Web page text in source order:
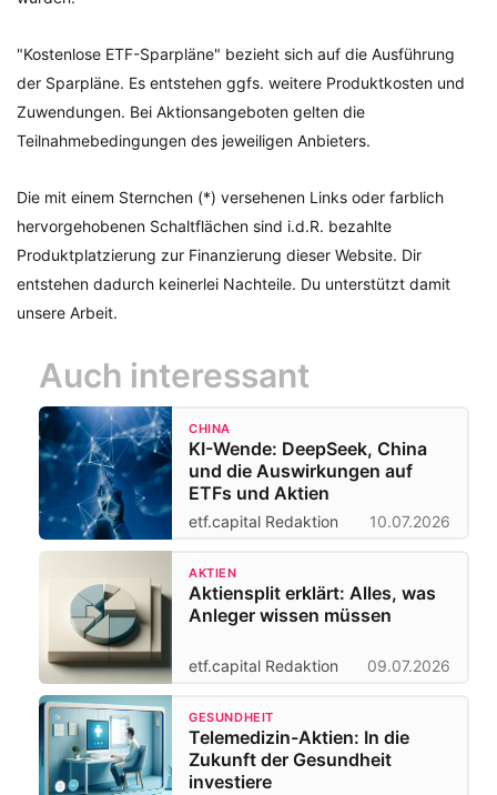
"Kostenlose ETF-Sparpläne" bezieht sich auf die Ausführung
der Sparpläne. Es entstehen ggfs. weitere Produktkosten und
Zuwendungen. Bei Aktionsangeboten gelten die
Teilnahmebedingungen des jeweiligen Anbieters.
Die mit einem Sternchen (*) versehenen Links oder farblich
hervorgehobenen Schaltflächen sind i.d.R. bezahlte
Produktplatzierung zur Finanzierung dieser Website. Dir
entstehen dadurch keinerlei Nachteile. Du unterstützt damit
unsere Arbeit.
Auch interessant
CHINA
KI-Wende: DeepSeek, China
und die Auswirkungen auf
ETFs und Aktien
etf.capital Redaktion 10.07.2026
AKTIEN
Aktiensplit erklärt: Alles, was
Anleger wissen müssen
etf.capital Redaktion 09.07.2026
GESUNDHEIT
Telemedizin-Aktien: In die
Zukunft der Gesundheit
investiere